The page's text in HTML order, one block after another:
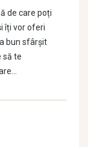
de care poți
îți vor oferi
bun sfârșit
să te